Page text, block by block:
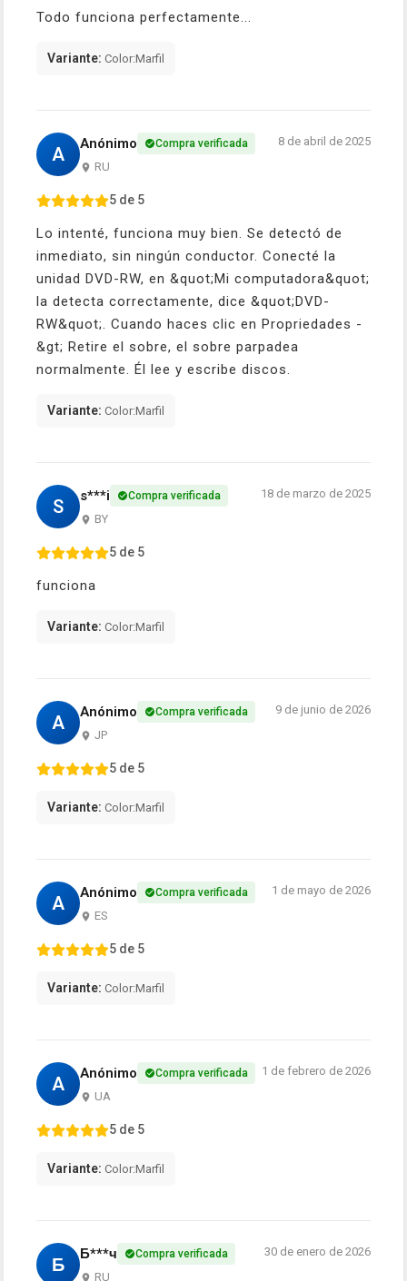
Todo funciona perfectamente...
Variante: Color:Marfil
A Anónimo Compra verificada
RU
8 de abril de 2025
5 de 5
Lo intenté, funciona muy bien. Se detectó de
inmediato, sin ningún conductor. Conecté la
unidad DVD-RW, en &quot;Mi computadora&quot;
la detecta correctamente, dice &quot;DVD-
RW&quot;. Cuando haces clic en Propriedades -
&gt; Retire el sobre, el sobre parpadea
normalmente. Él lee y escribe discos.
Variante: Color:Marfil
S s***i Compra verificada
BY
18 de marzo de 2025
5 de 5
funciona
Variante: Color:Marfil
A Anónimo Compra verificada
JP
9 de junio de 2026
5 de 5
Variante: Color:Marfil
A Anónimo Compra verificada
ES
1 de mayo de 2026
5 de 5
Variante: Color:Marfil
A Anónimo Compra verificada
UA
1 de febrero de 2026
5 de 5
Variante: Color:Marfil
Б Б***ч Compra verificada
RU
30 de enero de 2026